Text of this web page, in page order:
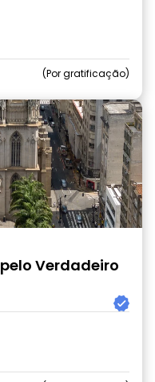
Por gratificação
Verdadeiro